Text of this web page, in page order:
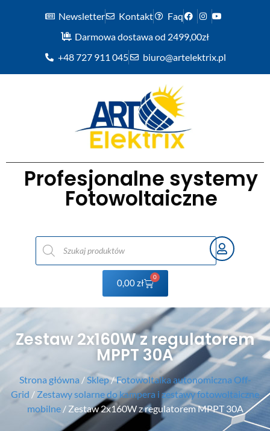
Newsletter Kontakt
Faq
Darmowa dostawa od 2499,00zł
+48 727 911 045
biuro@artelektrix.pl
Profesjonalne systemy
Fotowoltaiczne
0,00zł
0
Zestaw 2x160W z regulatorem
MPPT 30A
Strona główna / Sklep/Fotowoltaika autonomiczna Off-
Grid / Zestawy solarne do kampera i zestawy fotowoltaiczne
mobilne/ Zestaw 2x160W z regulatorem MPPT 30A